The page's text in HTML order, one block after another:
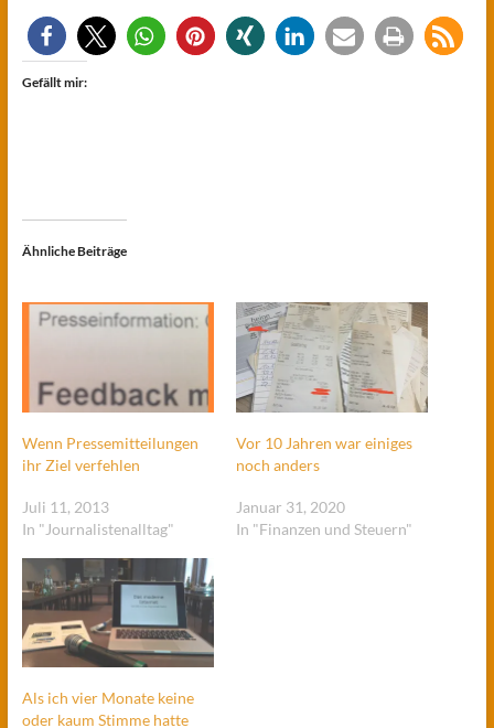
Gefällt mir:
Ähnliche Beiträge
Wenn Pressemitteilungen
ihr Ziel verfehlen
Juli 11, 2013
In "Journalistenalltag"
Vor 10 Jahren war einiges
noch anders
Januar 31, 2020
In "Finanzen und Steuern"
Als ich vier Monate keine
oder kaum Stimme hatte